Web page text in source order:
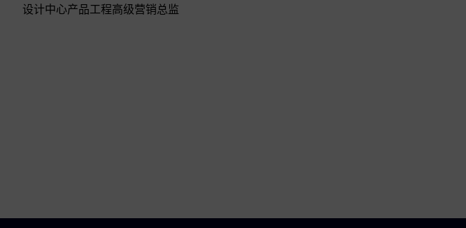
设计中心产品工程高级营销总监